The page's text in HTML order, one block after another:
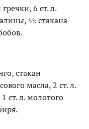
6 ст. л.
½ стакана
стакан
масла, 2 ст. л.
ст. л. молотого